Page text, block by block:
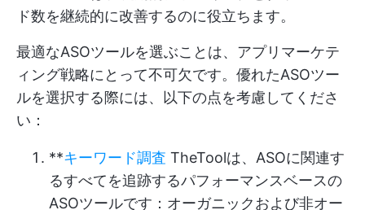
ド数を継続的に改善するのに役立ちます。
最適なASOツールを選ぶことは、アプリマーケテ
ィング戦略にとって不可欠です。優れたASOツー
ルを選択する際には、以下の点を考慮してくださ
い：
**キーワード調査 TheToolは、ASOに関連す
るすべてを追跡するパフォーマンスベースの
ASOツールです：オーガニックおよび非オー